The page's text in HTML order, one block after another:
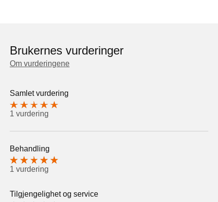
Brukernes vurderinger
Om vurderingene
Samlet vurdering
1 vurdering
Behandling
1 vurdering
Tilgjengelighet og service